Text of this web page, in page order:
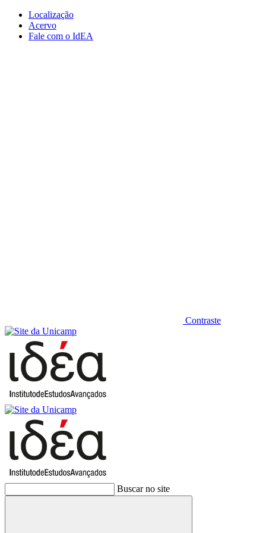
Conteúdo principal
Localização
Acervo
Fale com o IdEA
Contraste
Buscar no site